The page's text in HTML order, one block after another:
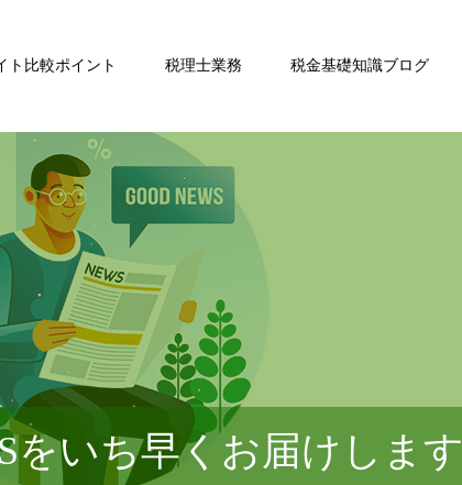
ト比較ポイント 税理士業務 税金基礎知識ブログ
をいち早くお届けします